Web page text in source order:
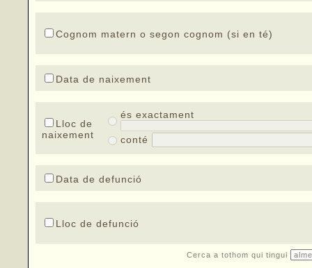
Cognom matern o segon cognom (si en té)
Data de naixement
Lloc de
naixement
és exactament
conté
Data de defunció
Lloc de defunció
Cerca a tothom qui tingui